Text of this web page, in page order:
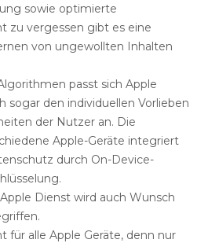
sowie optimierte
zu vergessen gibt es eine
von ungewollten Inhalten
passt sich Apple
sogar den individuellen Vorlieben
der Nutzer an. Die
Apple-Geräte integriert
durch On-Device-
Dienst wird auch Wunsch
für alle Apple Geräte, denn nur